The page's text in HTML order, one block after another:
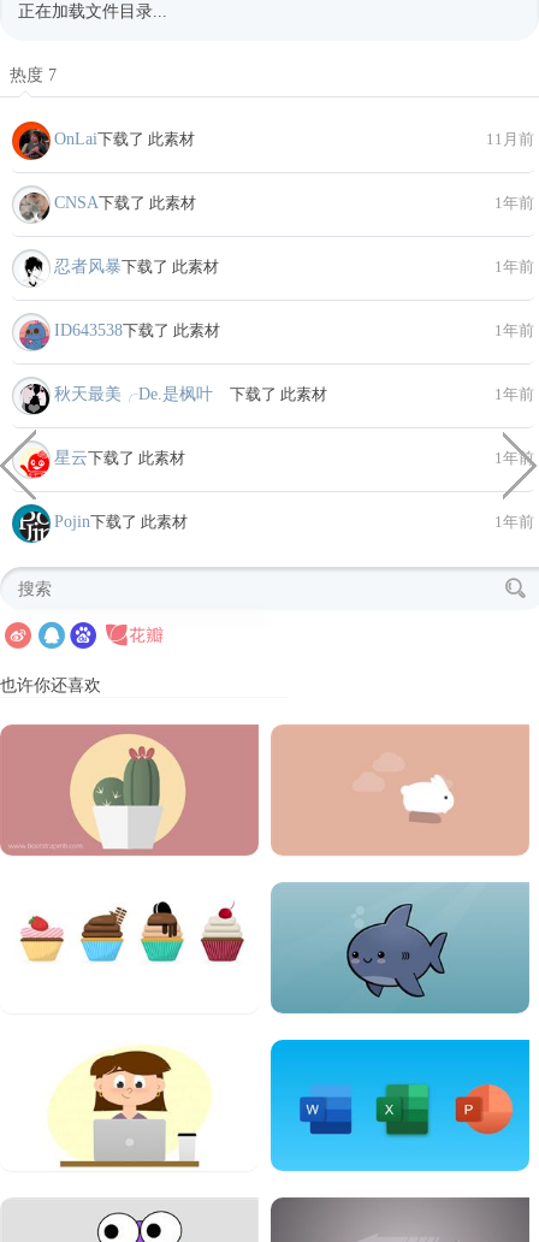
正在加载文件目录...
热度 7
OnLai下载了 此素材 11月前
CNSA下载了 此素材 1年前
忍者风暴下载了 此素材 1年前
ID643538下载了 此素材 1年前
秋天最美╭De.是枫叶ゝ 下载了 此素材 1年前
星云下载了 此素材 1年前
Pojin下载了 此素材 1年前
也许你还喜欢